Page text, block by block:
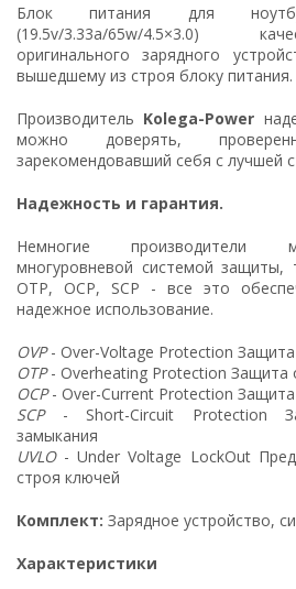
Блок питания для
(19.5v/3.33a/65w/4.5×3.0)
оригинального зарядного
вышедшему из строя блоку питания.
Производитель Kolega-Power
можно доверять,
зарекомендовавший себя с лучшей
Надежность и гарантия.
Немногие производители
многуровневой системой защиты,
OTP, OCP, SCP - все это
надежное использование.
OVP- Over-Voltage Protection
OTP- Overheating Protection Защита
OCP- Over-Current Protection Защита
SCP- Short-Circuit Protection
замыкания
UVLO- Under Voltage LockOut
строя ключей
Комплект: Зарядное устройство,
Характеристики